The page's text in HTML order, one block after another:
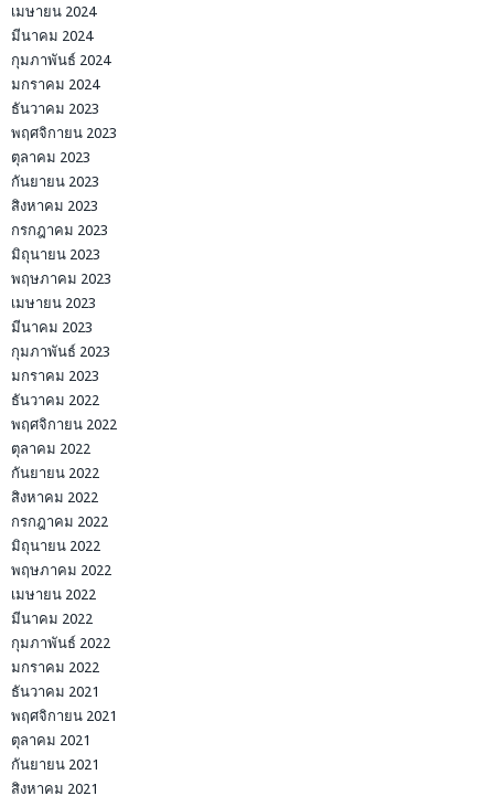
เมษายน 2024
มีนาคม 2024
กุมภาพันธ์ 2024
มกราคม 2024
ธันวาคม 2023
พฤศจิกายน 2023
ตุลาคม 2023
กันยายน 2023
สิงหาคม 2023
กรกฎาคม 2023
มิถุนายน 2023
พฤษภาคม 2023
เมษายน 2023
มีนาคม 2023
กุมภาพันธ์ 2023
มกราคม 2023
ธันวาคม 2022
พฤศจิกายน 2022
ตุลาคม 2022
กันยายน 2022
สิงหาคม 2022
กรกฎาคม 2022
มิถุนายน 2022
พฤษภาคม 2022
เมษายน 2022
มีนาคม 2022
กุมภาพันธ์ 2022
มกราคม 2022
ธันวาคม 2021
พฤศจิกายน 2021
ตุลาคม 2021
กันยายน 2021
สิงหาคม 2021